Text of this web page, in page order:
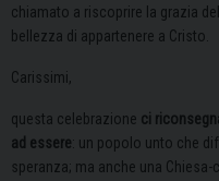
chiamato a riscoprire la grazia
bellezza di appartenere a Cristo.
Carissimi,
questa celebrazione ci
ad essere: un popolo unto che
speranza; ma anche una